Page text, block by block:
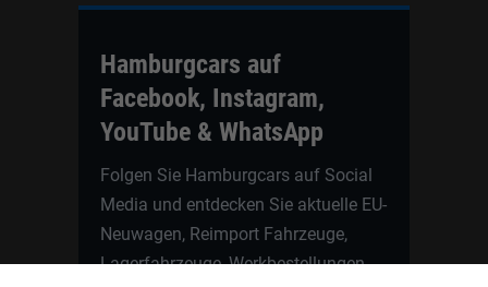
Hamburgcars auf
Facebook, Instagram,
YouTube & WhatsApp
Folgen Sie Hamburgcars auf Social
Media und entdecken Sie aktuelle EU-
Neuwagen, Reimport Fahrzeuge,
Lagerfahrzeuge, Werkbestellungen,